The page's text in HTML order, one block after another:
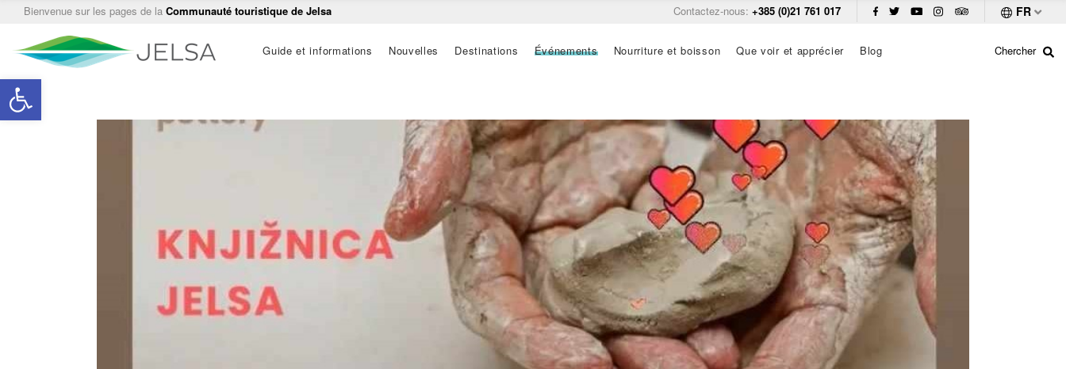
Ouvrir la barre d’outils
Bienvenue sur les pages de la Communauté touristique de Jelsa FR
Contactez-nous: +385 (0)21 761 017
Chercher
MainGuide et informations Nouvelles Destinations Événements Nourriture et boisson Que voir et apprécier Blog